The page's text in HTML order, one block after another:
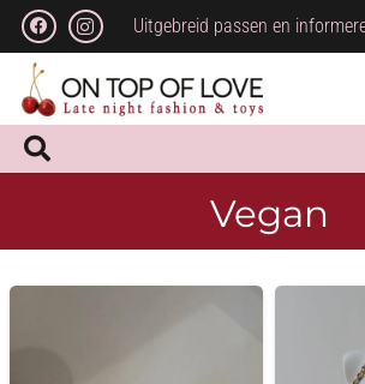
Uitgebreid passen en
Vegan